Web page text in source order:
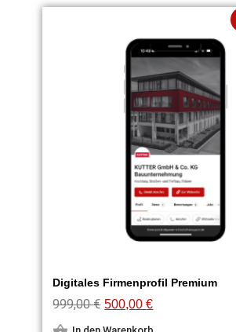
Digitales Firmenprofil Premium
999,00€ 500,00€